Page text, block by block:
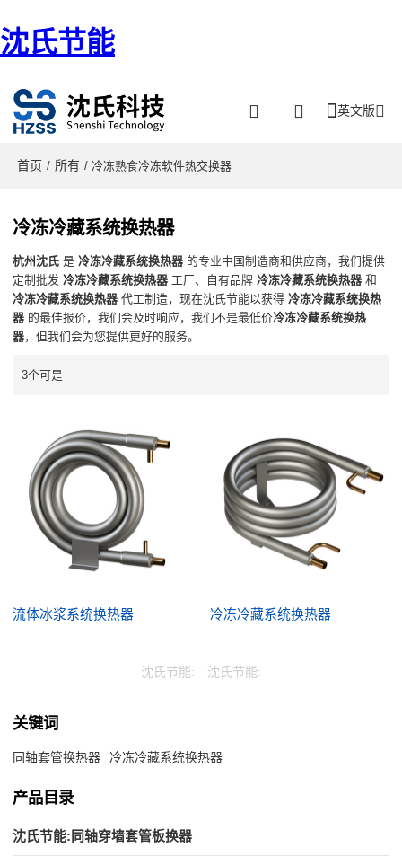
沈氏节能
英文版
首页 / 所有 / 冷冻熟食冷冻软件热交换器
冷冻冷藏系统换热器
杭州沈氏 是冷冻冷藏系统换热器 的专业中国制造商和供应商，我们提供
定制批发冷冻冷藏系统换热器 工厂、自有品牌冷冻冷藏系统换热器 和
冷冻冷藏系统换热器 代工制造，现在沈氏节能以获得冷冻冷藏系统换热
器 的最佳报价，我们会及时响应，我们不是最低价冷冻冷藏系统换热
器，但我们会为您提供更好的服务。
3个可是
流体冰浆系统换热器 冷冻冷藏系统换热器
沈氏节能: 沈氏节能:
关键词
同轴套管换热器 冷冻冷藏系统换热器
产品目录
沈氏节能:同轴穿墙套管板换器